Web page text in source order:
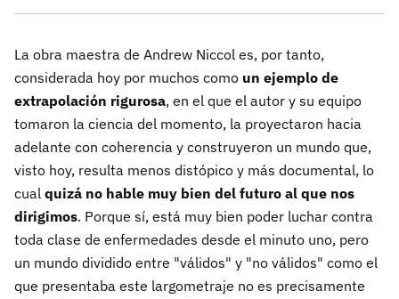
La obra maestra de Andrew Niccol es, por tanto,
considerada hoy por muchos como un ejemplo de
extrapolación rigurosa, en el que el autor y su equipo
tomaron la ciencia del momento, la proyectaron hacia
adelante con coherencia y construyeron un mundo que,
visto hoy, resulta menos distópico y más documental, lo
cual quizá no hable muy bien del futuro al que nos
dirigimos. Porque sí, está muy bien poder luchar contra
toda clase de enfermedades desde el minuto uno, pero
un mundo dividido entre "válidos" y "no válidos" como el
que presentaba este largometraje no es precisamente